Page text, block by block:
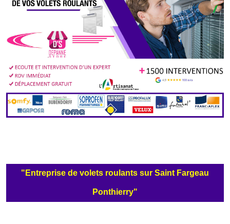
"Entreprise de volets roulants sur Saint Fargeau
Ponthierry"